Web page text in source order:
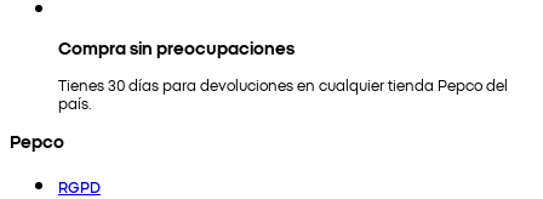
Compra sin preocupaciones
Tienes 30 días para devoluciones en cualquier tienda Pepco del
país.
Pepco
RGPD